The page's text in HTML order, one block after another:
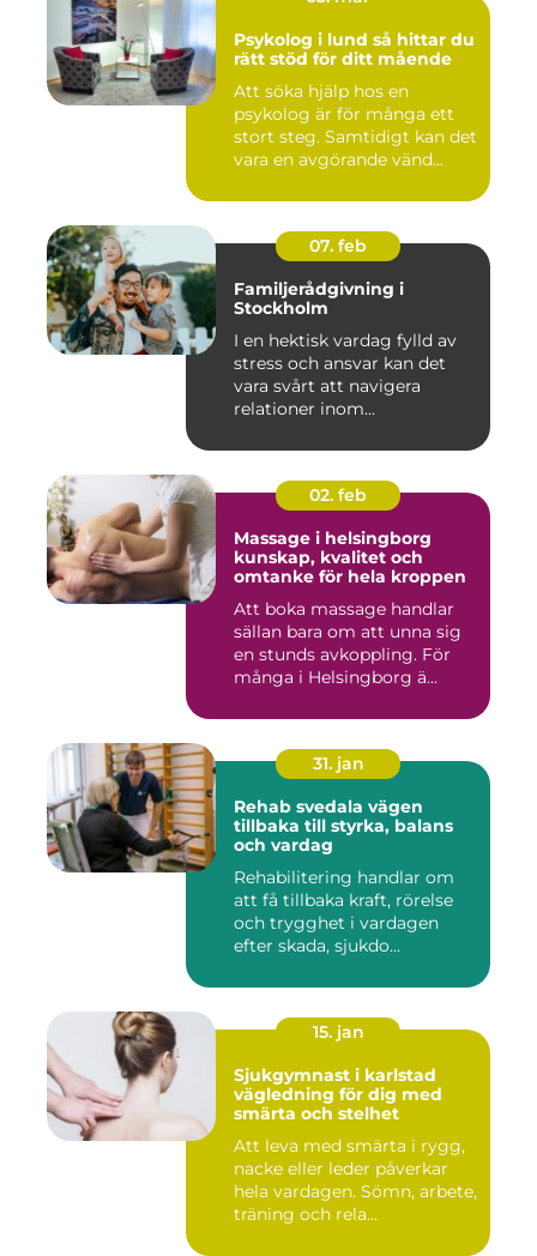
Psykolog i lund så hittar du
rätt stöd för ditt mående
Att söka hjälp hos en
psykolog är för många ett
stort steg. Samtidigt kan det
vara en avgörande vänd...
07. feb
Familjerådgivning i
Stockholm
I en hektisk vardag fylld av
stress och ansvar kan det
vara svårt att navigera
relationer inom...
02. feb
Massage i helsingborg
kunskap, kvalitet och
omtanke för hela kroppen
Att boka massage handlar
sällan bara om att unna sig
en stunds avkoppling. För
många i Helsingborg ä...
31. jan
Rehab svedala vägen
tillbaka till styrka, balans
och vardag
Rehabilitering handlar om
att få tillbaka kraft, rörelse
och trygghet i vardagen
efter skada, sjukdo...
15. jan
Sjukgymnast i karlstad
vägledning för dig med
smärta och stelhet
Att leva med smärta i rygg,
nacke eller leder påverkar
hela vardagen. Sömn, arbete,
träning och rela...